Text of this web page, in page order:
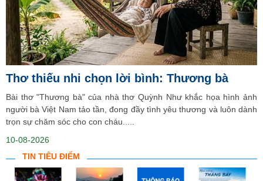
Thơ thiếu nhi chọn lời bình: Thương bà
Bài thơ "Thương bà" của nhà thơ Quỳnh Như khắc họa hình ảnh
người bà Việt Nam tảo tần, đong đầy tình yêu thương và luôn dành
trọn sự chăm sóc cho con cháu.....
10-08-2026
TIN TIÊU ĐIỂM